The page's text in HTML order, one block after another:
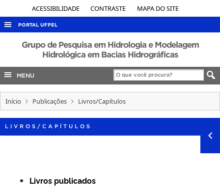
ACESSIBILIDADE CONTRASTE MAPA DO SITE
PORTAL UFPEL
ACESSO À INFORMAÇÃO
AUDITORIA
COBALTO
CONCURSOS
INTERNACIONAL
Grupo de Pesquisa em Hidrologia e Modelagem
Hidrológica em Bacias Hidrográficas
MENU
Início Publicações Livros/Capítulos
LIVROS/CAPÍTULOS
Livros publicados